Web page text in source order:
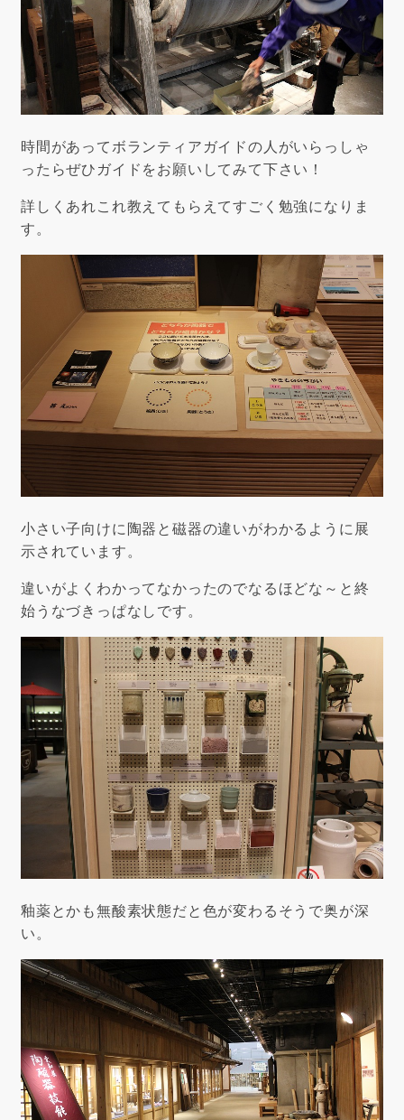
時間があってボランティアガイドの人がいらっしゃ
ったらぜひガイドをお願いしてみて下さい！
詳しくあれこれ教えてもらえてすごく勉強になりま
す。
小さい子向けに陶器と磁器の違いがわかるように展
示されています。
違いがよくわかってなかったのでなるほどな～と終
始うなづきっぱなしです。
釉薬とかも無酸素状態だと色が変わるそうで奥が深
い。